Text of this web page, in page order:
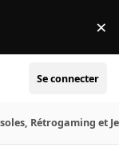
×
Se connecter
Rétrogaming et